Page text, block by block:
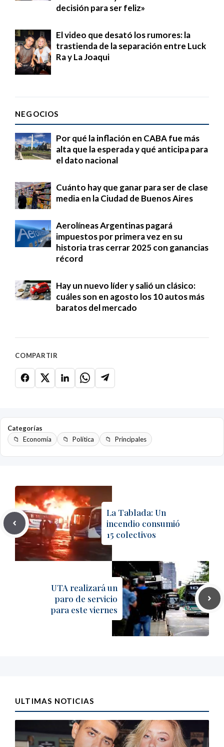
decisión para ser feliz»
El video que desató los rumores: la
trastienda de la separación entre Luck
Ra y La Joaqui
NEGOCIOS
Por qué la inflación en CABA fue más
alta que la esperada y qué anticipa para
el dato nacional
Cuánto hay que ganar para ser de clase
media en la Ciudad de Buenos Aires
Aerolíneas Argentinas pagará
impuestos por primera vez en su
historia tras cerrar 2025 con ganancias
récord
Hay un nuevo líder y salió un clásico:
cuáles son en agosto los 10 autos más
baratos del mercado
COMPARTIR
Categorías
Economía
Política Principales
La Tablada: Un
incendio consumió
15 colectivos
UTA realizará un
paro de servicio
para este viernes
ULTIMAS NOTICIAS